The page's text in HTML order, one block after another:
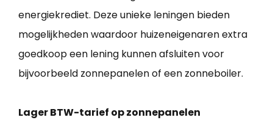
energiekrediet. Deze unieke leningen bieden
mogelijkheden waardoor huizeneigenaren extra
goedkoop een lening kunnen afsluiten voor
bijvoorbeeld zonnepanelen of een zonneboiler.
Lager BTW-tarief op zonnepanelen